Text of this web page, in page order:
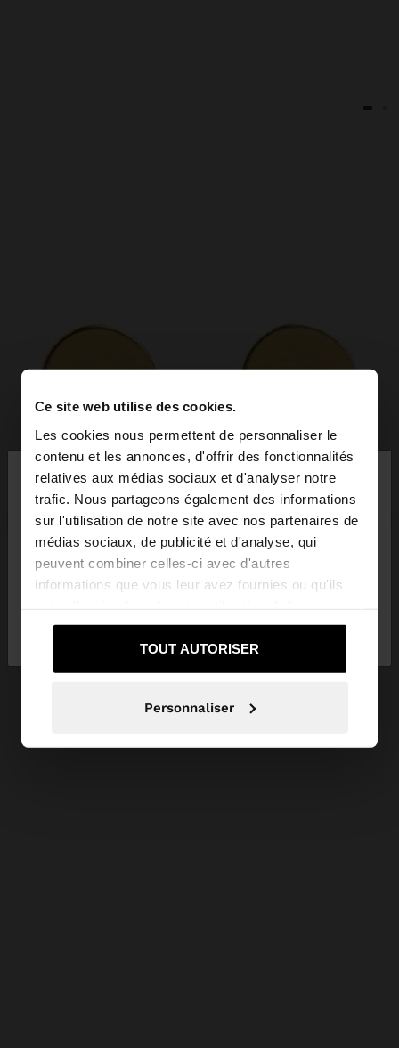
Ce site web utilise des cookies.
Les cookies nous permettent de personnaliser le
contenu et les annonces, d'offrir des fonctionnalités
relatives aux médias sociaux et d'analyser notre
trafic. Nous partageons également des informations
sur l'utilisation de notre site avec nos partenaires de
médias sociaux, de publicité et d'analyse, qui
peuvent combiner celles-ci avec d'autres
informations que vous leur avez fournies ou qu'ils
services.
TOUT AUTORISER
Personnaliser
bonjour ×
Vous accédez au site depuis Luxembourg. Voulez-
vous parcourir notre site au United States?